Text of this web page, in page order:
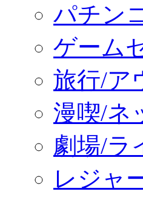
パチン
ゲーム
旅行/ア
漫喫/ネ
劇場/ラ
レジャ